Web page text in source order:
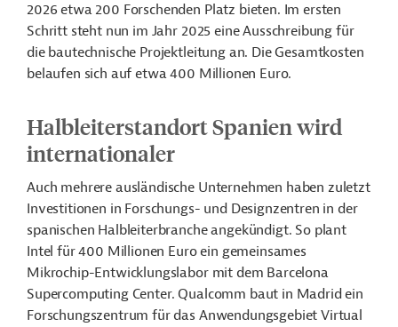
2026 etwa 200 Forschenden Platz bieten. Im ersten
Schritt steht nun im Jahr 2025 eine Ausschreibung für
die bautechnische Projektleitung an. Die Gesamtkosten
belaufen sich auf etwa 400 Millionen Euro.
Halbleiterstandort Spanien wird
internationaler
Auch mehrere ausländische Unternehmen haben zuletzt
Investitionen in Forschungs- und Designzentren in der
spanischen Halbleiterbranche angekündigt. So plant
Intel für 400 Millionen Euro ein gemeinsames
Mikrochip-Entwicklungslabor mit dem Barcelona
Supercomputing Center. Qualcomm baut in Madrid ein
Forschungszentrum für das Anwendungsgebiet Virtual